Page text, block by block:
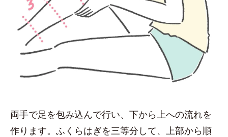
両手で足を包み込んで行い、下から上への流れを
作ります。ふくらはぎを三等分して、上部から順